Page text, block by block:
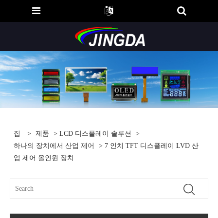
집 > 제품 >LCD 디스플레이 솔루션
>
하나의 장치에서 산업 제어
> 7 인치 TFT 디스플레이 LVD 산
업 제어 올인원 장치